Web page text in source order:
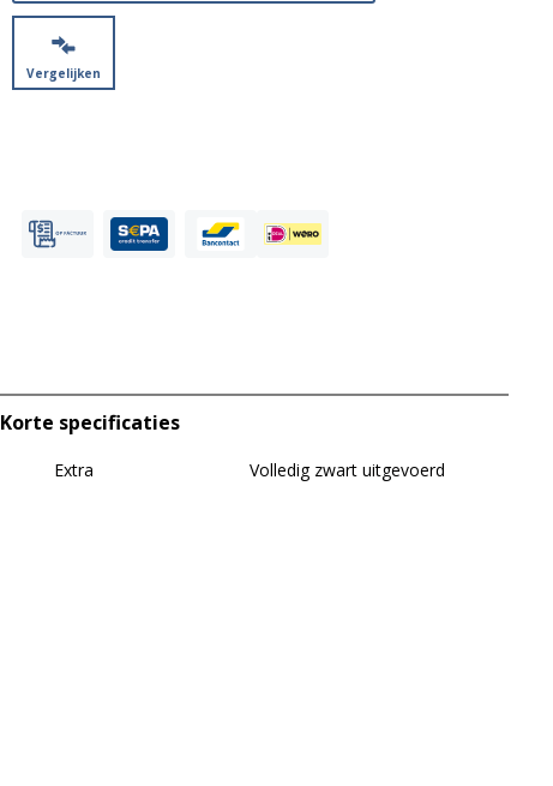
Vergelijken
Korte specificaties
Extra Volledig zwart uitgevoerd